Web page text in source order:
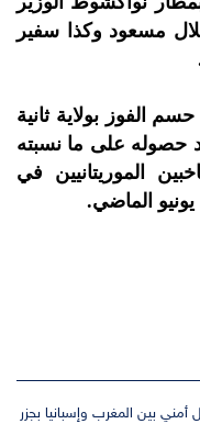
مسعود وكذا سفير
الفوز بولاية ثانية
‏حصوله على ما نسبته
الموريتانيين في